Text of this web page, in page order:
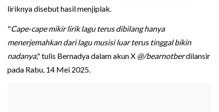
liriknya disebut hasil menjiplak.
"Cape-cape mikir lirik lagu terus dibilang hanya
menerjemahkan dari lagu musisi luar terus tinggal bikin
nadanya," tulis Bernadya dalam akun X @/bearnotberdilansir
pada Rabu, 14 Mei 2025.